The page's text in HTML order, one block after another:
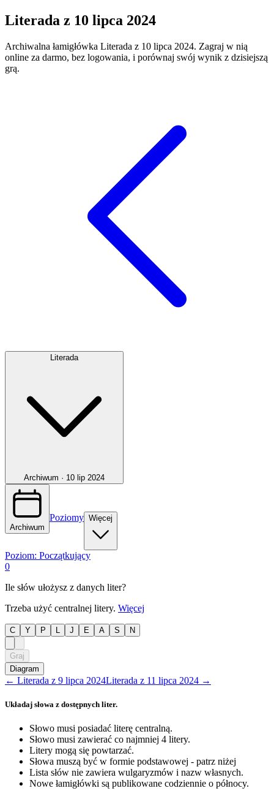
Literada z 10 lipca 2024
Archiwalna łamigłówka Literada z 10 lipca 2024. Zagraj w nią
online za darmo, bez logowania, i porównaj swój wynik z dzisiejszą
grą.
Literada
Archiwum · 10 lip 2024
Archiwum
Poziomy Więcej
Poziom: Początkujący
0
Ile słów ułożysz z danych liter?
Trzeba użyć centralnej litery. Więcej
C Y P J E A S N
Graj
Diagram
← Literada z 9 lipca 2024Literada z 11 lipca 2024 →
Układaj słowa z dostępnych liter.
Słowo musi posiadać literę centralną.
Słowo musi zawierać co najmniej 4 litery.
Litery mogą się powtarzać.
Słowa muszą być w formie podstawowej - patrz niżej
Lista słów nie zawiera wulgaryzmów i nazw własnych.
Nowe łamigłówki są publikowane codziennie o północy.